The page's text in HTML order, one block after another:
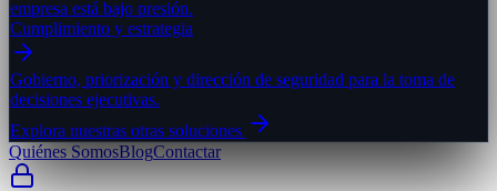
empresa está bajo presión.
Cumplimiento y estrategia
Gobierno, priorización y dirección de seguridad para la toma de
decisiones ejecutivas.
Explora nuestras otras soluciones
Quiénes SomosBlogContactar